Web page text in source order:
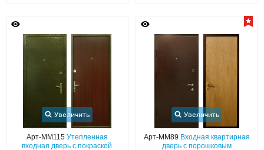
Увеличить
Арт-ММ115 Утепленная
входная дверь с покраской
Увеличить
Арт-ММ89 Входная квартирная
дверь с порошковым